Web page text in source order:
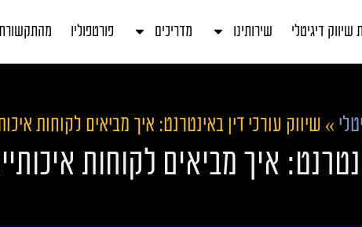
שיווק דיגיטלי שירותינו מדריכים פורטפוליו
» שיווק עורכי דין באינטרנט: איך מביאים לקוחות
איך מביאים לקוחות